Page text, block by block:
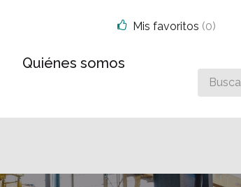
Quiénes somos
Buscar
algo
Mis favoritos (0)